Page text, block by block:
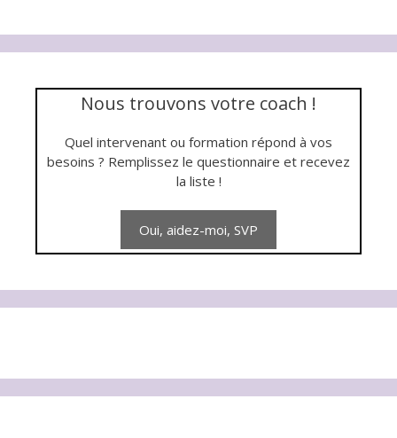
Nous trouvons votre coach !
Quel intervenant ou formation répond à vos
besoins ? Remplissez le questionnaire et recevez
la liste !